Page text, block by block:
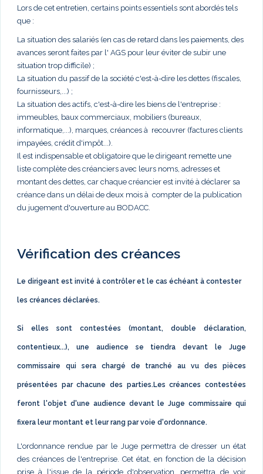
Lors de cet entretien, certains points essentiels sont abordés tels
que :
La situation des salariés (en cas de retard dans les paiements, des
avances seront faites par l' AGS pour leur éviter de subir une
situation trop difficile) ;
La situation du passif de la société c'est-à-dire les dettes (fiscales,
fournisseurs,...) ;
La situation des actifs, c'est-à-dire les biens de l'entreprise :
immeubles, baux commerciaux, mobiliers (bureaux,
informatique,...), marques, créances à recouvrer (factures clients
impayées, crédit d'impôt...).
Il est indispensable et obligatoire que le dirigeant remette une
liste complète des créanciers avec leurs noms, adresses et
montant des dettes, car chaque créancier est invité à déclarer sa
créance dans un délai de deux mois à compter de la publication
du jugement d'ouverture au BODACC.
Vérification des créances
Le dirigeant est invité à contrôler et le cas échéant à contester
les créances déclarées.
Si elles sont contestées (montant, double déclaration,
contentieux...), une audience se tiendra devant le Juge
commissaire qui sera chargé de tranché au vu des pièces
présentées par chacune des parties.Les créances contestées
feront l'objet d'une audience devant le Juge commissaire qui
fixera leur montant et leur rang par voie d'ordonnance.
L'ordonnance rendue par le Juge permettra de dresser un état
des créances de l'entreprise. Cet état, en fonction de la décision
prise à l'issue de la période d'observation, permettra de voir